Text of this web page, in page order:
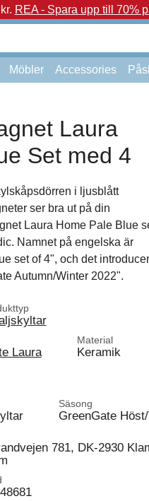
REA - Spara upp till 70%
Möbler Accessories
Laura
Set med 4
i ljusblått
ser bra ut på din
Laura Home Pale Blue
Namnet på engelska är
set of 4", och det
Autumn/Winter 2022".
Laura
Material
Keramik
Säsong
GreenGate
781, DK-2930